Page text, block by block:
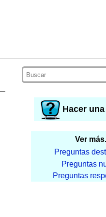
Hacer
Ver
Preguntas
Preguntas
Preguntas